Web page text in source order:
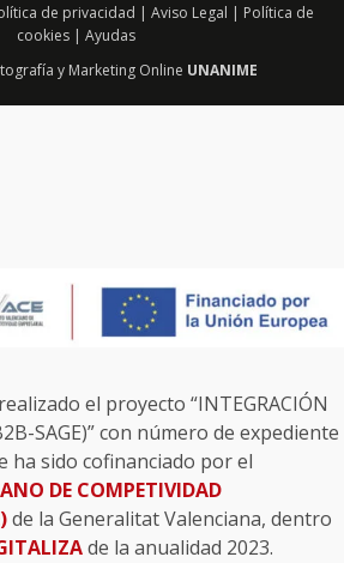
de privacidad | Aviso Legal | Política de
cookies| Ayudas
y Marketing Online UNANIME
el proyecto “INTEGRACIÓN
SAGE)” con número de expediente
ha sido cofinanciado por el
DE COMPETIVIDAD
de la Generalitat Valenciana, dentro
de la anualidad 2023.